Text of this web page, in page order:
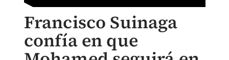
Francisco Suinaga
confía en que